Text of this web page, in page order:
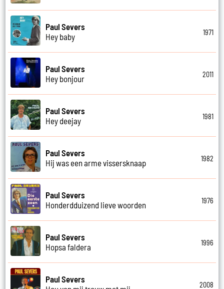
Paul Severs
Hey baby
1971
Paul Severs
Hey bonjour
2011
Paul Severs
Hey deejay
1981
Paul Severs
Hij was een arme vissersknaap
1982
Paul Severs
Honderdduizend lieve woorden
1976
Paul Severs
Hopsa faldera
1996
Paul Severs
2008